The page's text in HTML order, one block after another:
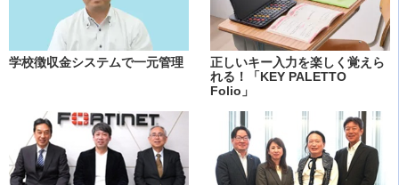
学校徴収金システムで一元管理
正しいキー入力を楽しく覚えら
れる！「KEY PALETTO
Folio」